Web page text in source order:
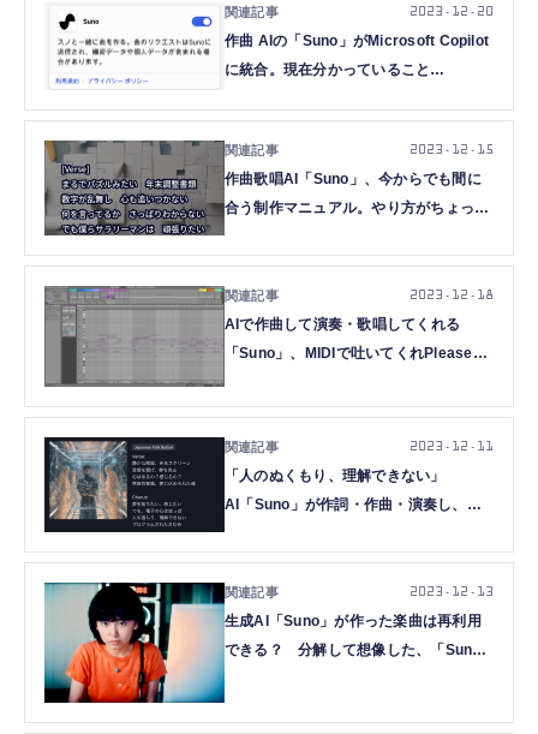
作曲 AIの「Suno」がMicrosoft Copilot
に統合。現在分かっていること
2023.12.20
作曲歌唱AI「Suno」、今からでも間に
合う制作マニュアル。やり方がちょっと
2023.12.15
AIで作曲して演奏・歌唱してくれる
「Suno」、MIDIで吐いてくれPleaseと
（CloseBox）
2023.12.18
「人のぬくもり、理解できない」
AI「Suno」が作詞・作曲・演奏し、歌
（CloseBox）
2023.12.11
生成AI「Suno」が作った楽曲は再利用
できる？ 分解して想像した、「Suno
2023.12.13